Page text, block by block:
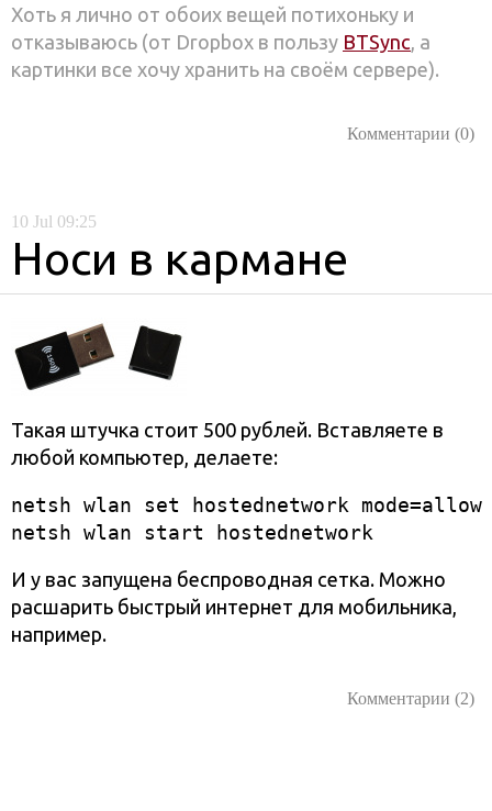
Хоть я лично от обоих вещей потихоньку и
отказываюсь (от Dropbox в пользу BTSync, а
картинки все хочу хранить на своём сервере).
Комментарии (0)
10 Jul 09:25
Носи в кармане
Такая штучка стоит 500 рублей. Вставляете в
любой компьютер, делаете:
netsh wlan set hostednetwork
netsh wlan start hostednetwork
И у вас запущена беспроводная сетка. Можно
расшарить быстрый интернет для мобильника,
например.
Комментарии (2)